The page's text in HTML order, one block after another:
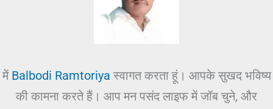
में Balbodi Ramtoriya स्वागत करता हूं। आपके सुखद भविष्य
की कामना करते हैं। आप मन पसंद लाइफ में जॉब चुने, और